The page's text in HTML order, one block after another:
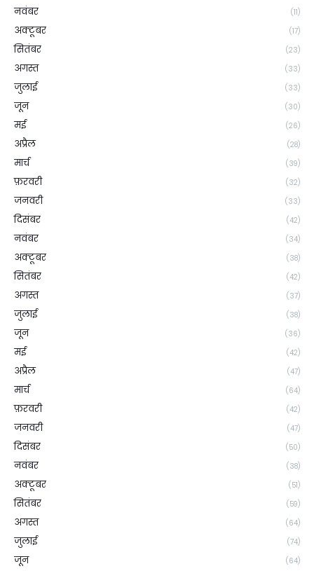
नवंबर (11)
अक्टूबर (17)
सितंबर (23)
अगस्त (33)
जुलाई (33)
जून (30)
मई (26)
अप्रैल (28)
मार्च (39)
फ़रवरी (32)
जनवरी (33)
दिसंबर (42)
नवंबर (34)
अक्टूबर (38)
सितंबर (42)
अगस्त (37)
जुलाई (38)
जून (36)
मई (42)
अप्रैल (47)
मार्च (64)
फ़रवरी (42)
जनवरी (47)
दिसंबर (50)
नवंबर (38)
अक्टूबर (51)
सितंबर (59)
अगस्त (64)
जुलाई (74)
जून (64)